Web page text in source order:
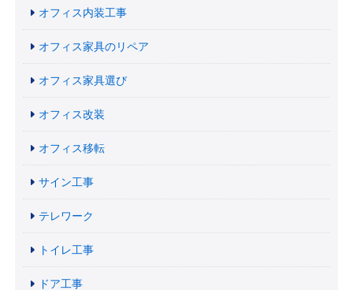
オフィス内装工事
オフィス家具のリペア
オフィス家具選び
オフィス改装
オフィス移転
サイン工事
テレワーク
トイレ工事
ドア工事